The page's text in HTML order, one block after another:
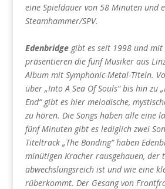
eine Spieldauer von 58 Minuten und
Steamhammer/SPV.
Edenbridgegibt es seit 1998 und mit
präsentieren die fünf Musiker aus
Album mit Symphonic-Metal-Titeln.
über „Into A Sea Of Souls“ bis hin zu
End“ gibt es hier melodische,
zu hören. Die Songs haben alle eine
fünf Minuten gibt es lediglich zwei
Titeltrack „The Bonding“ haben
minütigen Kracher rausgehauen, der
abwechslungsreich ist und wie eine
rüberkommt. Der Gesang von